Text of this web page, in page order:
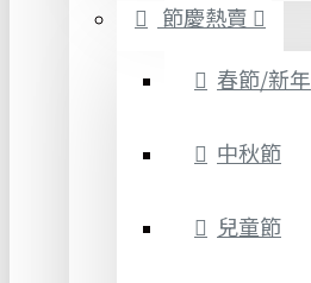
節慶熱賣
春節/新年
中秋節
兒童節